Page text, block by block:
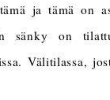
ja tämä on
sänky on
Välitilassa,